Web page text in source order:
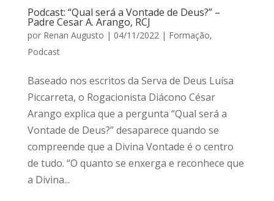
Podcast: “Qual será a Vontade de Deus?” –
Padre Cesar A. Arango, RCJ
por Renan Augusto | 04/11/2022 | Formação,
Podcast
Baseado nos escritos da Serva de Deus Luísa
Piccarreta, o Rogacionista Diácono César
Arango explica que a pergunta “Qual será a
Vontade de Deus?” desaparece quando se
compreende que a Divina Vontade é o centro
de tudo. “O quanto se enxerga e reconhece que
a Divina...